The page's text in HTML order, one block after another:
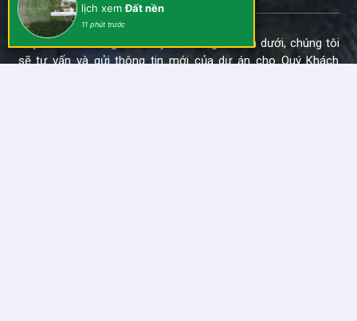
Quý khách vui lòng điền đầy đủ thông tin bên dưới, chúng tôi
sẽ tư vấn và gửi thông tin mới của dự án cho Quý Khách
lịch xemĐất nền
11 phút trước